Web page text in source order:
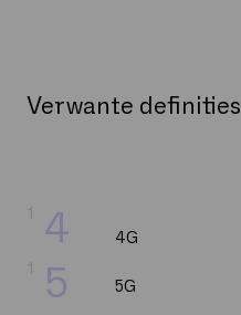
4
1
5
1
4G
5G
Verwante definities